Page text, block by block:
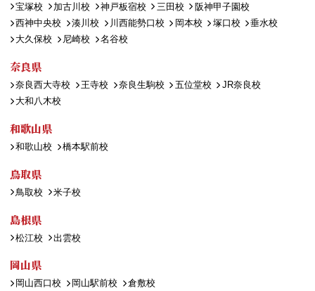
宝塚校
加古川校 神戸板宿校 三田校
阪神甲子園校
西神中央校
湊川校 川西能勢口校 岡本校 塚口校
垂水校
大久保校
尼崎校 名谷校
奈良県
奈良西大寺校 王寺校 奈良生駒校 五位堂校
JR奈良校
大和八木校
和歌山県
和歌山校 橋本駅前校
鳥取県
鳥取校 米子校
島根県
松江校 出雲校
岡山県
岡山西口校 岡山駅前校 倉敷校